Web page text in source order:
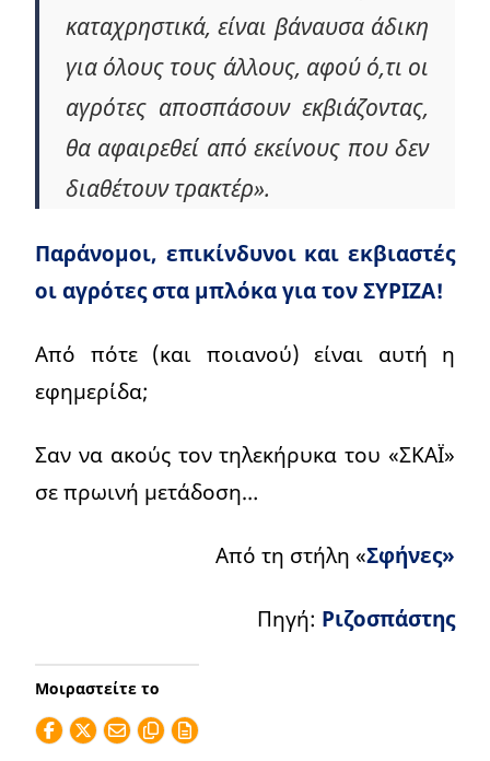
καταχρηστικά, είναι βάναυσα άδικη
για όλους τους άλλους, αφού ό,τι οι
αγρότες αποσπάσουν εκβιάζοντας,
θα αφαιρεθεί από εκείνους που δεν
διαθέτουν τρακτέρ».
Παράνομοι, επικίνδυνοι και εκβιαστές
οι αγρότες στα μπλόκα για τον ΣΥΡΙΖΑ!
Από πότε (και ποιανού) είναι αυτή η
εφημερίδα;
Σαν να ακούς τον τηλεκήρυκα του «ΣΚΑΪ»
σε πρωινή μετάδοση…
Από τη στήλη «Σφήνες»
Πηγή: Ριζοσπάστης
Μοιραστείτε το